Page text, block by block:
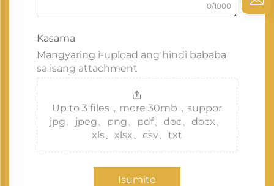
0/1000
Kasama
Mangyaring i-upload ang hindi bababa
sa isang attachment
Up to 3 files，more 30mb，suppor
jpg、jpeg、png、pdf、doc、docx、
xls、xlsx、csv、txt
Isumite